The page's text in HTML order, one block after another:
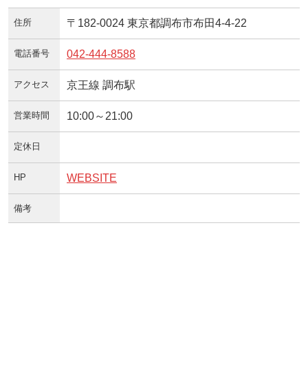
住所 〒182-0024 東京都調布市布田4-4-22
電話番号 042-444-8588
アクセス 京王線 調布駅
営業時間 10:00～21:00
定休日
HP WEBSITE
備考